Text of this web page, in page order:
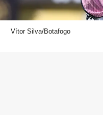
Vítor Silva/Botafogo